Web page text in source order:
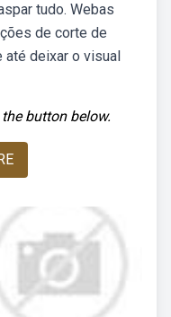
tudo. Webas
de corte de
até deixar o visual
button below.